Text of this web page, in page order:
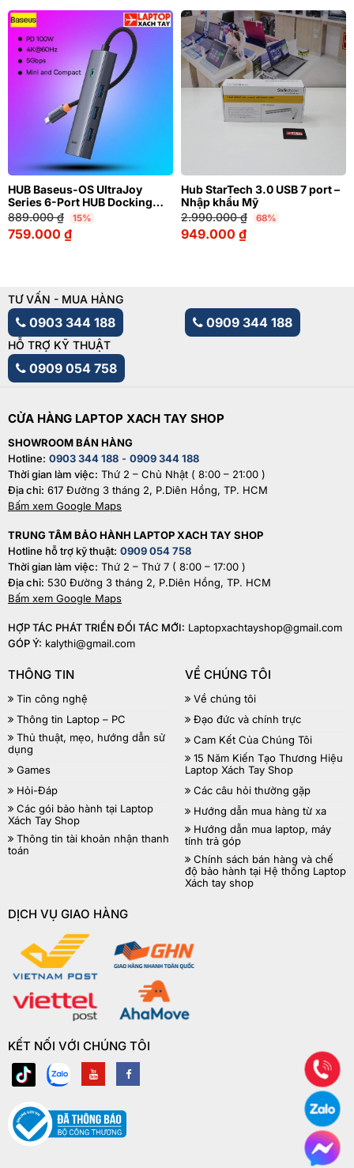
HUB Baseus-OS UltraJoy
Series 6-Port HUB Docking
Station – LVM038-6P-H6
889.000₫ 15%
759.000 ₫
Hub StarTech 3.0 USB 7 port –
Nhập khẩu Mỹ
2.990.000₫ 68%
949.000 ₫
TƯ VẤN - MUA HÀNG
0903 344 188 0909 344 188
HỖ TRỢ KỸ THUẬT
0909 054 758
CỬA HÀNG LAPTOP XACH TAY SHOP
SHOWROOM BÁN HÀNG
Hotline: 0903 344 188 - 0909 344 188
Thời gian làm việc: Thứ 2 – Chủ Nhật ( 8:00 – 21:00 )
Địa chỉ: 617 Đường 3 tháng 2, P.Diên Hồng, TP. HCM
Bấm xem Google Maps
TRUNG TÂM BẢO HÀNH LAPTOP XACH TAY SHOP
Hotline hỗ trợ kỹ thuật: 0909 054 758
Thời gian làm việc: Thứ 2 – Thứ 7 ( 8:00 – 17:00 )
Địa chỉ: 530 Đường 3 tháng 2, P.Diên Hồng, TP. HCM
Bấm xem Google Maps
HỢP TÁC PHÁT TRIỂN ĐỐI TÁC MỚI: Laptopxachtayshop@gmail.com
GÓP Ý: kalythi@gmail.com
THÔNG TIN
Tin công nghệ
Thông tin Laptop – PC
Thủ thuật, mẹo, hướng dẫn sử
dụng
Games
Hỏi-Đáp
Các gói bảo hành tại Laptop
Xách Tay Shop
Thông tin tài khoản nhận thanh
toán
VỀ CHÚNG TÔI
Về chúng tôi
Đạo đức và chính trực
Cam Kết Của Chúng Tôi
15 Năm Kiến Tạo Thương Hiệu
Laptop Xách Tay Shop
Các câu hỏi thường gặp
Hướng dẫn mua hàng từ xa
Hướng dẫn mua laptop, máy
tính trả góp
Chính sách bán hàng và chế
độ bảo hành tại Hệ thống Laptop
Xách tay shop
DỊCH VỤ GIAO HÀNG
KẾT NỐI VỚI CHÚNG TÔI